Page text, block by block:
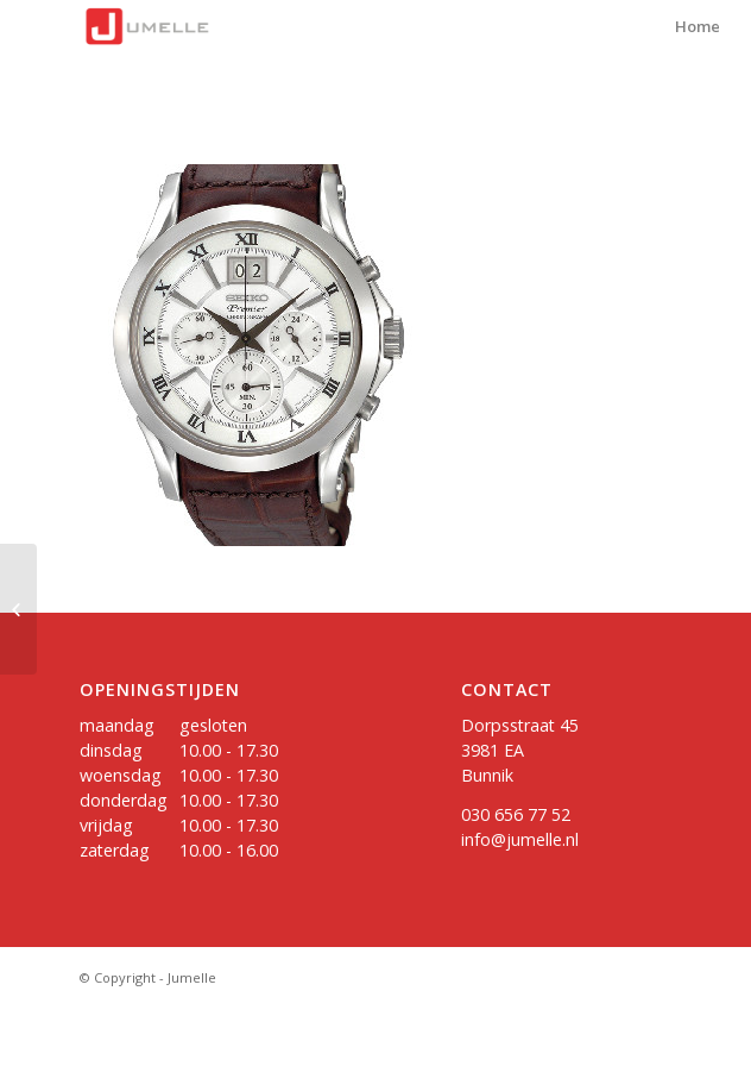
Home
OPENINGSTIJDEN
maandag
gesloten
dinsdag
10.00 - 17.30
woensdag
10.00 - 17.30
donderdag
10.00 - 17.30
vrijdag
10.00 - 17.30
zaterdag
10.00 - 16.00
CONTACT
Dorpsstraat 45
3981 EA
Bunnik
030 656 77 52
info@jumelle.nl
© Copyright - Jumelle